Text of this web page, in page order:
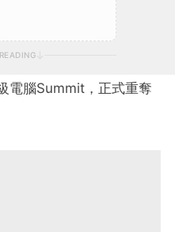
電腦Summit，正式重奪